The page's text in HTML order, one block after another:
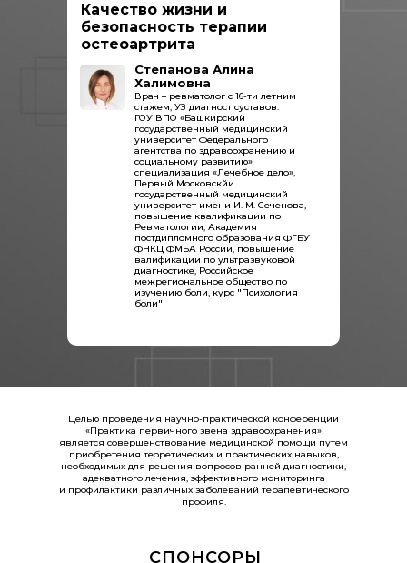
Врач – ревматолог с 16-ти летним
стажем, УЗ диагност суставов.
ГОУ ВПО «Башкирский
государственный медицинский
университет Федерального
агентства по здравоохранению и
социальному развитию»
специализация «Лечебное дело»,
Первый Московскйи
государственный медицинский
университет имени И. М. Сеченова,
повышение квалификации по
Ревматологии, Академия
постдипломного образования ФГБУ
ФНКЦ ФМБА России, повышение
валификации по ультразвуковой
диагностике, Российское
межрегиональное общество по
изучению боли, курс "Психология
боли"
Степанова Алина
Халимовна
Качество жизни и
безопасность терапии
остеоартрита
Целью проведения научно-практической конференции
«Практика первичного звена здравоохранения»
является совершенствование медицинской помощи путем
приобретения теоретических и практических навыков,
необходимых для решения вопросов ранней диагностики,
адекватного лечения, эффективного мониторинга
и профилактики различных заболеваний терапевтического
профиля.
СПОНСОРЫ